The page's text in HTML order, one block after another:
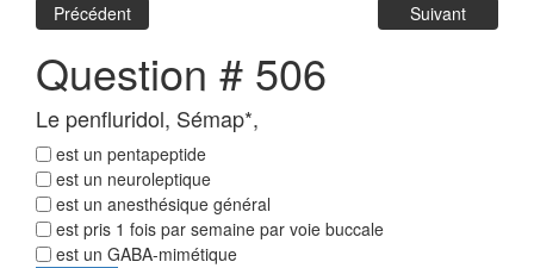
Précédent Suivant
Question # 506
Le penfluridol, Sémap*,
est un pentapeptide
est un neuroleptique
est un anesthésique général
est pris 1 fois par semaine par voie buccale
est un GABA-mimétique